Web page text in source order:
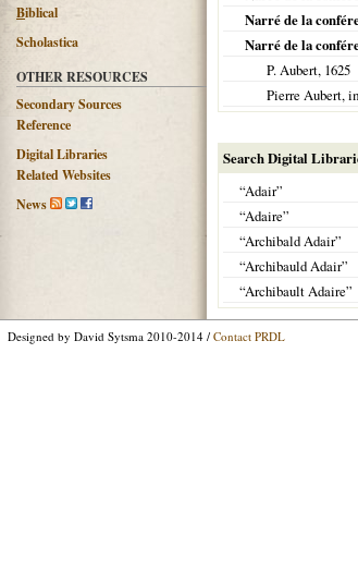
Biblical
Scholastica
OTHER RESOURCES
Secondary Sources
Reference
Digital Libraries
Related Websites
News
Narré de la
Narré de la
P. Aubert, 1625
Pierre Aubert,
Search Digital
“Adair”
“Adaire”
“Archibald Adair”
“Archibauld Adair”
“Archibault Adaire”
Designed by David Sytsma 2010-2014 / Contact PRDL